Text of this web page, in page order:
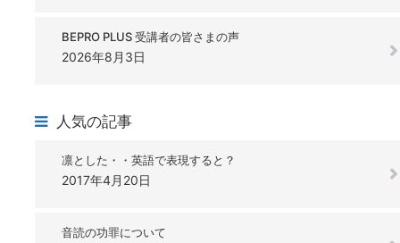
BEPRO PLUS 受講者の皆さまの声
2026年8月3日
人気の記事
凛とした・・英語で表現すると？
2017年4月20日
音読の功罪について